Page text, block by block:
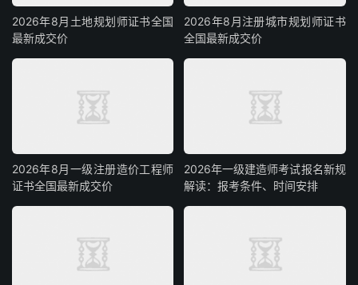
2026年8月土地规划师证书全国
最新成交价
2026年8月注册城市规划师证书
全国最新成交价
2026年8月一级注册造价工程师
证书全国最新成交价
2026年一级建造师考试报名新规
解读：报考条件、时间安排